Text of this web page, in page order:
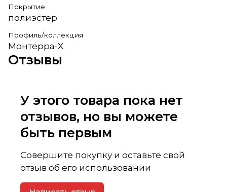
Покрытие
полиэстер
Профиль/коллекция
Монтерра-X
Отзывы
У этого товара пока нет
отзывов, но вы можете
быть первым
Совершите покупку и оставьте свой
отзыв об его использовании